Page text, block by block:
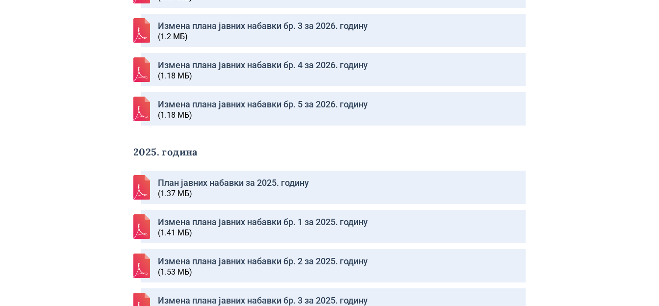
Изменa плана јавних набавки бр. 3 за 2026. годину
(1.2 МБ)
Изменa плана јавних набавки бр. 4 за 2026. годину
(1.18 МБ)
Изменa плана јавних набавки бр. 5 за 2026. годину
(1.18 МБ)
2025. година
План јавних набавки за 2025. годину
(1.37 МБ)
Изменa плана јавних набавки бр. 1 за 2025. годину
(1.41 МБ)
Изменa плана јавних набавки бр. 2 за 2025. годину
(1.53 МБ)
Изменa плана јавних набавки бр. 3 за 2025. годину